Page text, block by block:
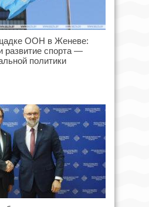
ООН в Женеве:
развитие спорта —
политики